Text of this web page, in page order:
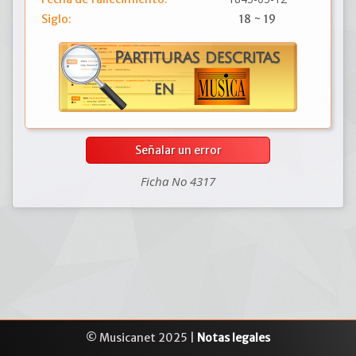
Siglo: 18 ~ 19
Señalar un error
Ficha No 4317
© Musicanet 2025 | Notas legales